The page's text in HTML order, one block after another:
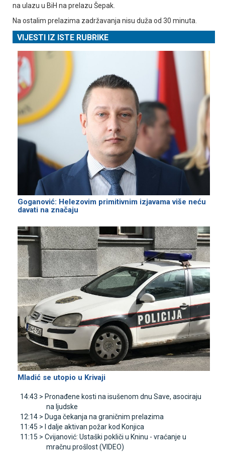
na ulazu u BiH na prelazu Šepak.
Na ostalim prelazima zadržavanja nisu duža od 30 minuta.
VIJESTI IZ ISTE RUBRIKE
Goganović: Helezovim primitivnim izjavama više neću
davati na značaju
Mladić se utopio u Krivaji
14:43 > Pronađene kosti na isušenom dnu Save, asociraju
na ljudske
12:14 > Duga čekanja na graničnim prelazima
11:45 >
I dalje aktivan požar kod Konjica
11:15 > Cvijanović: Ustaški pokliči u Kninu - vraćanje u
mračnu prošlost (VIDEO)